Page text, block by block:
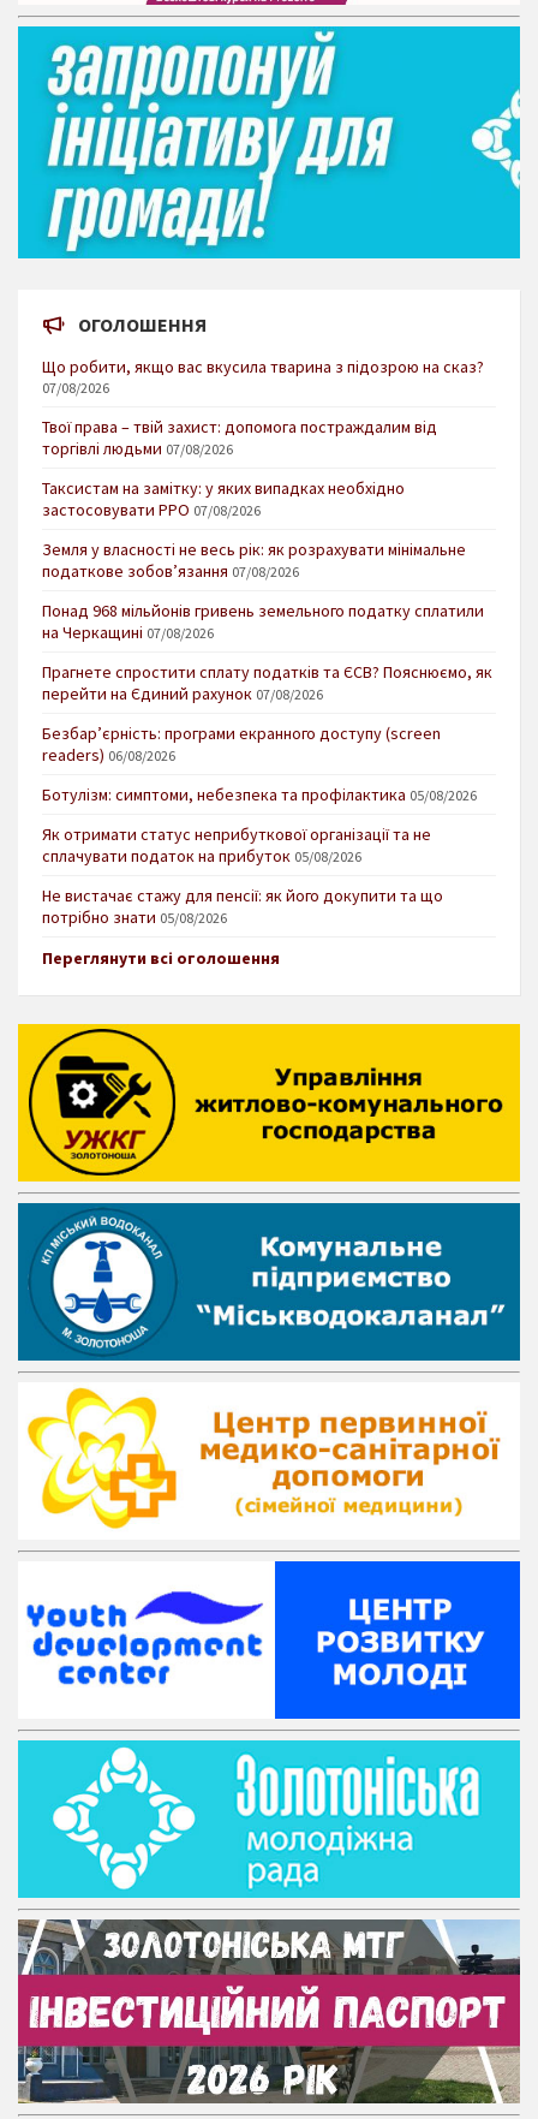
ОГОЛОШЕННЯ
Що робити, якщо вас вкусила тварина з підозрою на сказ?
07/08/2026
Твої права – твій захист: допомога постраждалим від
торгівлі людьми 07/08/2026
Таксистам на замітку: у яких випадках необхідно
застосовувати РРО 07/08/2026
Земля у власності не весь рік: як розрахувати мінімальне
податкове зобов’язання 07/08/2026
Понад 968 мільйонів гривень земельного податку сплатили
на Черкащині 07/08/2026
Прагнете спростити сплату податків та ЄСВ? Пояснюємо, як
перейти на Єдиний рахунок 07/08/2026
Безбар’єрність: програми екранного доступу (screen
readers) 06/08/2026
Ботулізм: симптоми, небезпека та профілактика 05/08/2026
Як отримати статус неприбуткової організації та не
сплачувати податок на прибуток 05/08/2026
Не вистачає стажу для пенсії: як його докупити та що
потрібно знати 05/08/2026
Переглянути всі оголошення